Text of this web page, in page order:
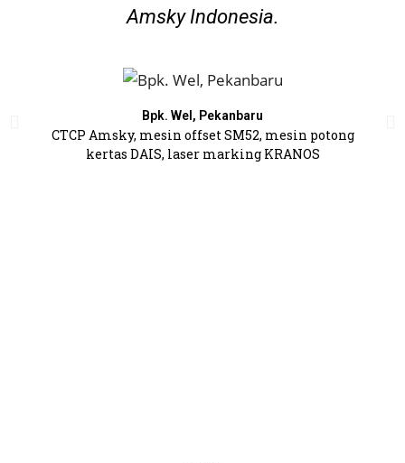
Amsky Indonesia.
Bpk. Wel, Pekanbaru
CTCP Amsky, mesin offset SM52, mesin potong
kertas DAIS, laser marking KRANOS